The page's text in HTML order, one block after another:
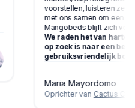
voorstellen, luisteren ze
met ons samen om een
Mangobeds blijft zich
We raden het van harte
op zoek is naar een
gebruiksvriendelijk
Maria Mayordomo
Oprichter vanCactus